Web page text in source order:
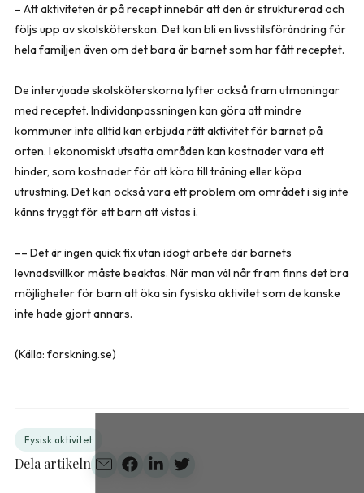
– Att aktiviteten är på recept innebär att den är strukturerad och
följs upp av skolsköterskan. Det kan bli en livsstilsförändring för
hela familjen även om det bara är barnet som har fått receptet.
De intervjuade skolsköterskorna lyfter också fram utmaningar
med receptet. Individanpassningen kan göra att mindre
kommuner inte alltid kan erbjuda rätt aktivitet för barnet på
orten. I ekonomiskt utsatta områden kan kostnader vara ett
hinder, som kostnader för att köra till träning eller köpa
utrustning. Det kan också vara ett problem om området i sig inte
känns tryggt för ett barn att vistas i.
–– Det är ingen quick fix utan idogt arbete där barnets
levnadsvillkor måste beaktas. När man väl når fram finns det bra
möjligheter för barn att öka sin fysiska aktivitet som de kanske
inte hade gjort annars.
(Källa: forskning.se)
Fysisk aktivitet
Dela artikeln